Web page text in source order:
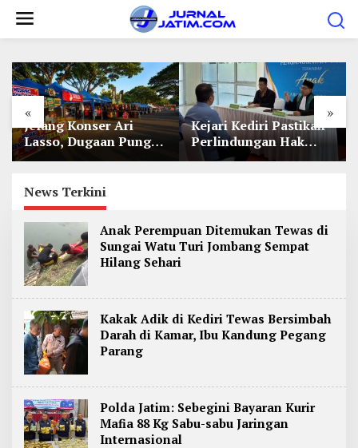
« »
Jelang Konser Ari
Lasso, Dugaan Pungli
Lapak UMKM di Hari
Kejari Kediri Pastikan
Perlindungan Hak
Anak Lewat Penetapan
News Terkini
Anak Perempuan Ditemukan Tewas di
Sungai Watu Turi Jombang Sempat
Hilang Sehari
Kakak Adik di Kediri Tewas Bersimbah
Darah di Kamar, Ibu Kandung Pegang
Parang
Polda Jatim: Sebegini Bayaran Kurir
Mafia 88 Kg Sabu-sabu Jaringan
Internasional